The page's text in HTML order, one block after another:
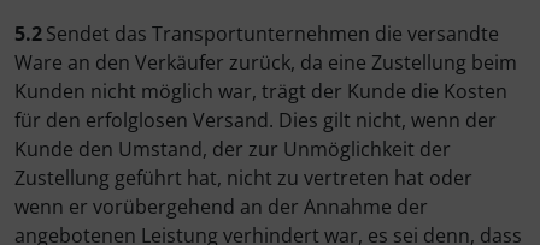
5.2Sendet das Transportunternehmen die versandte
Ware an den Verkäufer zurück, da eine Zustellung beim
Kunden nicht möglich war, trägt der Kunde die Kosten
für den erfolglosen Versand. Dies gilt nicht, wenn der
Kunde den Umstand, der zur Unmöglichkeit der
Zustellung geführt hat, nicht zu vertreten hat oder
wenn er vorübergehend an der Annahme der
angebotenen Leistung verhindert war, es sei denn, dass